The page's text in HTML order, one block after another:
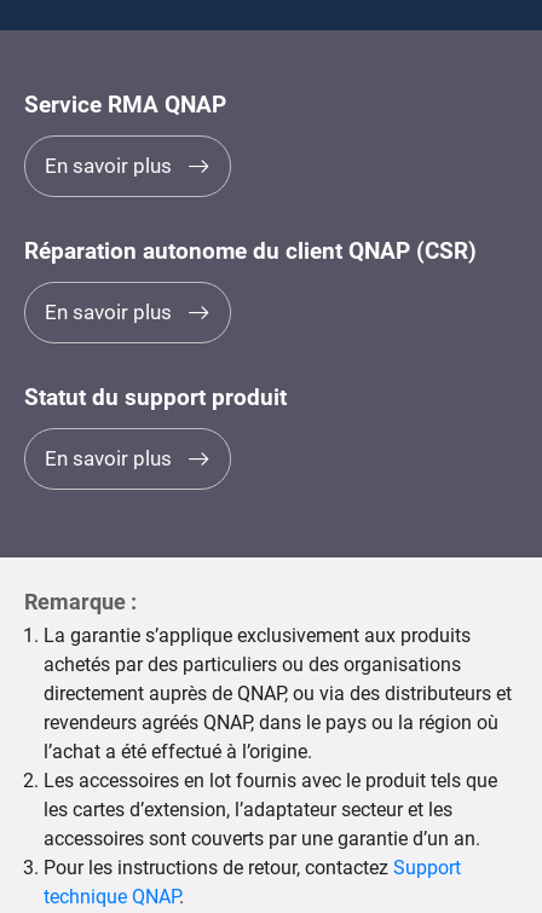
Service RMA QNAP
En savoir plus
Réparation autonome du client QNAP (CSR)
En savoir plus
Statut du support produit
En savoir plus
Remarque :
La garantie s’applique exclusivement aux produits
achetés par des particuliers ou des organisations
directement auprès de QNAP, ou via des distributeurs et
revendeurs agréés QNAP, dans le pays ou la région où
l’achat a été effectué à l’origine.
Les accessoires en lot fournis avec le produit tels que
les cartes d’extension, l’adaptateur secteur et les
accessoires sont couverts par une garantie d’un an.
Pour les instructions de retour, contactez Support
technique QNAP.